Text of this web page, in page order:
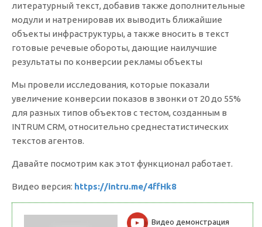
литературный текст, добавив также дополнительные
модули и натренировав их выводить ближайшие
объекты инфраструктуры, а также вносить в текст
готовые речевые обороты, дающие наилучшие
результаты по конверсии рекламы объекты
Мы провели исследования, которые показали
увеличение конверсии показов в звонки от 20 до 55%
для разных типов объектов с тестом, созданным в
INTRUM CRM, относительно среднестатистических
текстов агентов.
Давайте посмотрим как этот функционал работает.
Видео версия: https://intru.me/4ffHk8
Видео демонстрация